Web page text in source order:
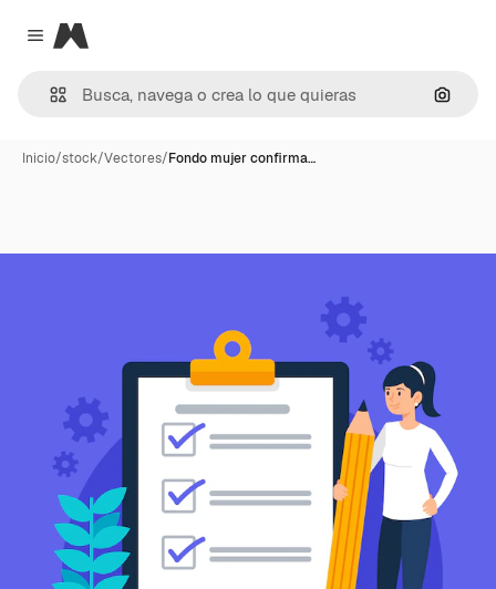
Close menu
Magnific
Inicio/stock/Vectores/Fondo mujer confirma…